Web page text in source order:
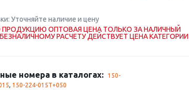
Уточняйте наличие и цену
ОПТОВАЯ ЦЕНА ТОЛЬКО ЗА НАЛИЧНЫЙ
РАСЧЕТУ ДЕЙСТВУЕТ ЦЕНА КАТЕГОРИИ
номера в каталогах:
150-
, 150-224-015T+050